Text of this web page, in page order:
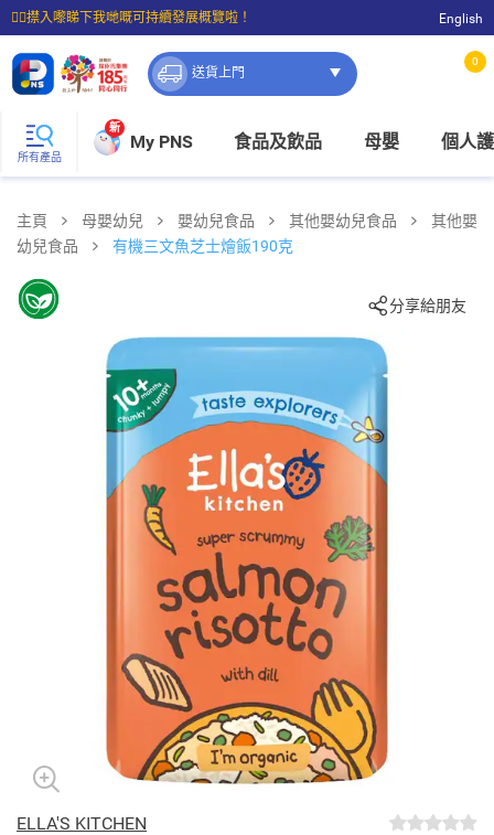
☝🏼㩒入嚟睇下我哋嘅可持續發展概覽啦！
⭐購物滿$399即享免費送貨；滿$100即可免費店取。
English
送貨上門
0
所有產品
新
My PNS 食品及飲品 母嬰 個人
主頁 母嬰幼兒 嬰幼兒食品 其他嬰幼兒食品
其他嬰
幼兒食品
有機三文魚芝士燴飯190克
分享給朋友
ELLA'S KITCHEN